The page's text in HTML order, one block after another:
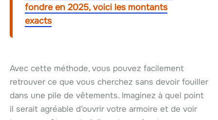
fondre en 2025, voici les montants
exacts
Avec cette méthode, vous pouvez facilement
retrouver ce que vous cherchez sans devoir fouiller
dans une pile de vêtements. Imaginez à quel point
il serait agréable d’ouvrir votre armoire et de voir